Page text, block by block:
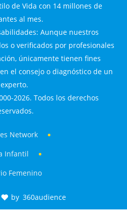
de Vida con 14 millones de
al mes.
Aunque nuestros
o verificados por profesionales
únicamente tienen fines
el consejo o diagnóstico de un
experto.
2026. Todos los derechos
Network
Infantil
Femenino
by 360audience